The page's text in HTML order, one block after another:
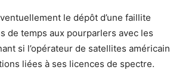
le dépôt d’une faillite
de temps aux pourparlers avec les
si l’opérateur de satellites américain
liées à ses licences de spectre.